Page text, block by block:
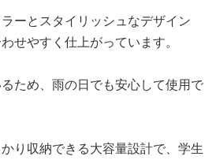
ーとスタイリッシュなデザイン
せやすく仕上がっています。
ため、雨の日でも安心して使用で
り収納できる大容量設計で、学生